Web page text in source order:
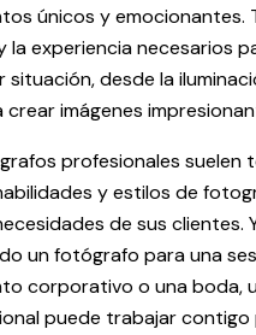
únicos y emocionantes.
la experiencia necesarios
situación, desde la
crear imágenes
profesionales suelen
y estilos de
de sus clientes.
un fotógrafo para una
corporativo o una boda,
puede trabajar contigo